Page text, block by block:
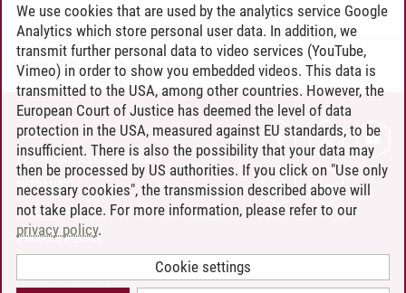
Andreea Tribel 30.06.2024
CONTACT
LEUPHANA AS EMPLOYER
INTRANET
SITE NOTICE
PRIVACY POLICY
We use cookies that are used by the analytics service Google
Analytics which store personal user data. In addition, we
transmit further personal data to video services (YouTube,
Vimeo) in order to show you embedded videos. This data is
transmitted to the USA, among other countries. However, the
European Court of Justice has deemed the level of data
protection in the USA, measured against EU standards, to be
insufficient. There is also the possibility that your data may
then be processed by US authorities. If you click on "Use only
necessary cookies", the transmission described above will
not take place. For more information, please refer to our
privacy policy.
Cookie settings